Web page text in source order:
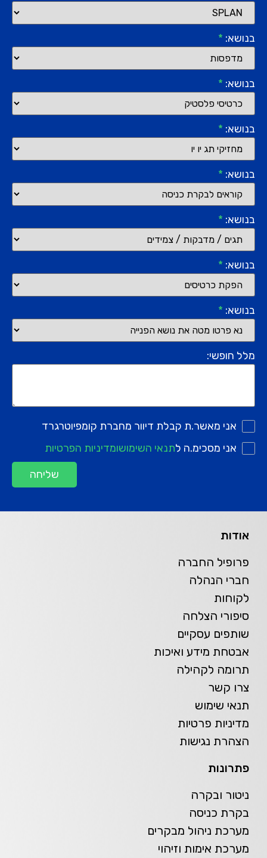
בנושא: *
בנושא: *
בנושא: *
בנושא: *
בנושא: *
בנושא: *
בנושא: *
מלל חופשי:
אני מאשר.ת קבלת דיוור מחברת קומפיוטרגרד
אני מסכימ.ה לתנאי השימושומדיניות הפרטיות
שליחה
אודות
פרופיל החברה
חברי הנהלה
לקוחות
סיפורי הצלחה
שותפים עסקיים
אבטחת מידע ואיכות
תרומה לקהילה
צרו קשר
תנאי שימוש
מדיניות פרטיות
הצהרת נגישות
פתרונות
ניטור ובקרה
בקרת כניסה
מערכת ניהול מבקרים
מערכת אימות וזיהוי